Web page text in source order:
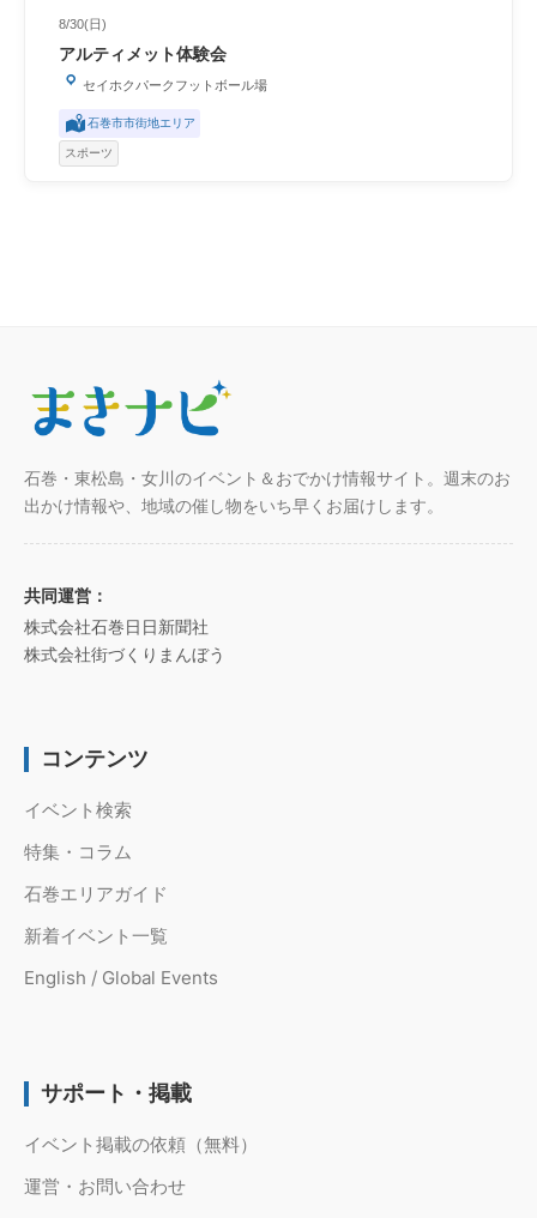
8/30(日)
アルティメット体験会
セイホクパークフットボール場
石巻市市街地エリア
スポーツ
石巻・東松島・女川のイベント＆おでかけ情報サイト。週末のお
出かけ情報や、地域の催し物をいち早くお届けします。
共同運営：
株式会社石巻日日新聞社
株式会社街づくりまんぼう
コンテンツ
イベント検索
特集・コラム
石巻エリアガイド
新着イベント一覧
English / Global Events
サポート・掲載
イベント掲載の依頼（無料）
運営・お問い合わせ